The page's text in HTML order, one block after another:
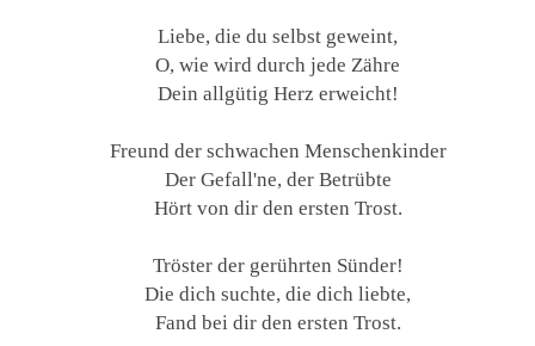
Liebe, die du selbst geweint,
O, wie wird durch jede Zähre
Dein allgütig Herz erweicht!
Freund der schwachen Menschenkinder
Der Gefall'ne, der Betrübte
Hört von dir den ersten Trost.
Tröster der gerührten Sünder!
Die dich suchte, die dich liebte,
Fand bei dir den ersten Trost.